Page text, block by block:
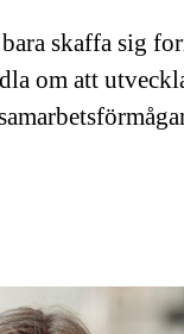
skaffa sig
om att